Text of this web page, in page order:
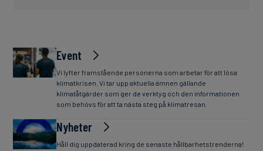
Event
Vi lyfter framstående personerna som arbetar för att lösa
klimatkrisen. Vi tar upp aktuella ämnen gällande
klimatåtgärder som ger de verktyg och den informationen
som behövs för att ta nästa steg på klimatresan.
Nyheter
Håll dig uppdaterad kring de senaste hållbarhetstrenderna!